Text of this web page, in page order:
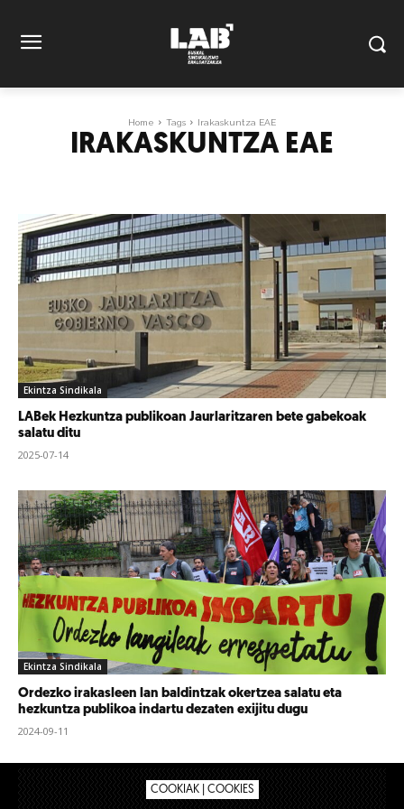
Home Tags Irakaskuntza EAE
IRAKASKUNTZA EAE
Ekintza Sindikala
LABek Hezkuntza publikoan Jaurlaritzaren bete gabekoak
salatu ditu
2025-07-14
Ekintza Sindikala
Ordezko irakasleen lan baldintzak okertzea salatu eta
hezkuntza publikoa indartu dezaten exijitu dugu
2024-09-11
COOKIAK | COOKIES